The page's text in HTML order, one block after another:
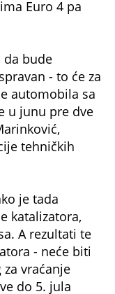
Euro 4 pa
da bude
- to će za
automobila sa
u junu pre dve
tehničkih
je tada
katalizatora,
A rezultati te
- neće biti
vraćanje
do 5. jula